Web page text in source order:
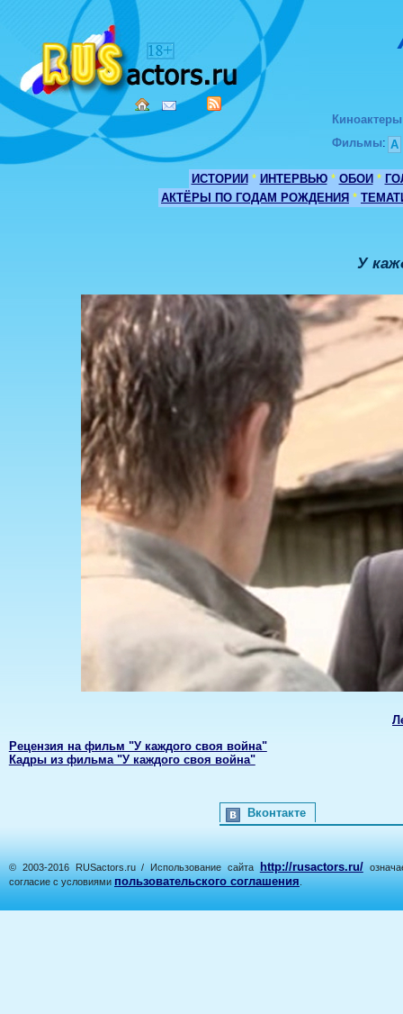
Киноактеры
Фильмы: А
ИСТОРИИ * ИНТЕРВЬЮ * ОБОИ *
АКТЁРЫ ПО ГОДАМ РОЖДЕНИЯ *
У
Рецензия на фильм "У каждого своя война"
Кадры из фильма "У каждого своя война"
Вконтакте
© 2003-2016 RUSactors.ru / Использование сайта http://rusactors.ru/
согласие с условиями пользовательского соглашения